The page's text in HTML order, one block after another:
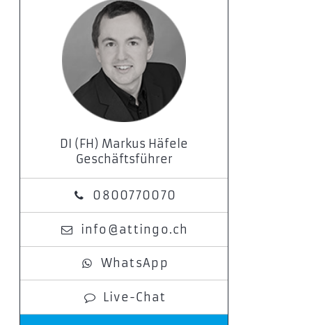
DI (FH) Markus Häfele
Geschäftsführer
0800770070
info@attingo.ch
WhatsApp
Live-Chat